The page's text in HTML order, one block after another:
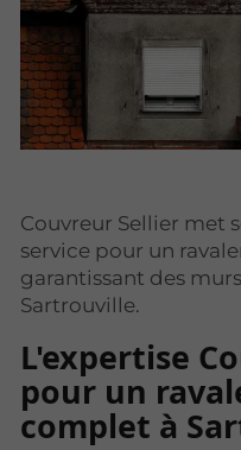
Couvreur Sellier met
service pour un
garantissant des
Sartrouville.
L'expertise
pour un
complet à